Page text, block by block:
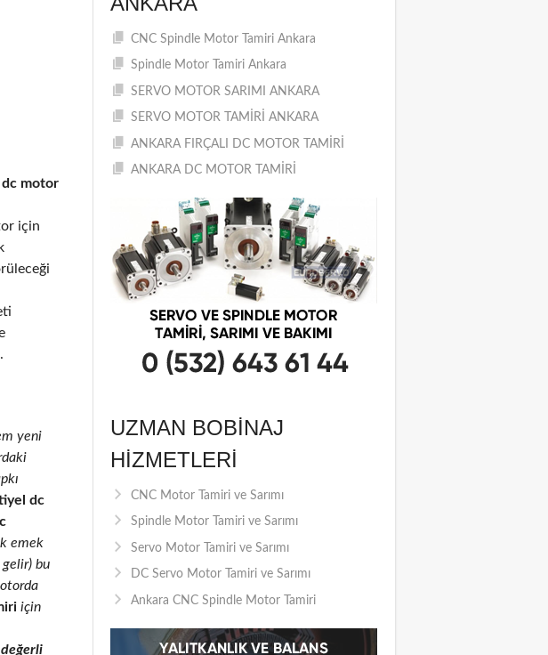
motor
için
yeni
dc
emek
gelir) bu
için
değerli
CNC Spindle Motor Tamiri Ankara
Spindle Motor Tamiri Ankara
SERVO MOTOR SARIMI ANKARA
SERVO MOTOR TAMİRİ ANKARA
ANKARA FIRÇALI DC MOTOR TAMİRİ
ANKARA DC MOTOR TAMİRİ
UZMAN BOBINAJ
HIZMETLERI
CNC Motor Tamiri ve Sarımı
Spindle Motor Tamiri ve Sarımı
Servo Motor Tamiri ve Sarımı
DC Servo Motor Tamiri ve Sarımı
Ankara CNC Spindle Motor Tamiri